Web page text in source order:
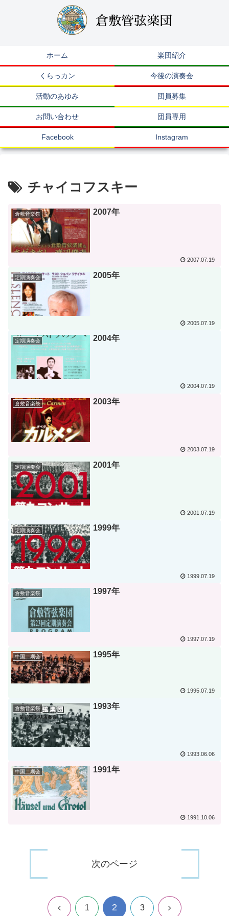
ホーム 楽団紹介
くらっカン 今後の演奏会
活動のあゆみ 団員募集
お問い合わせ 団員専用
Facebook Instagram
チャイコフスキー
倉敷音楽祭 2007年
2007.07.19
定期演奏会 2005年
2005.07.19
定期演奏会 2004年
2004.07.19
倉敷音楽祭 2003年
2003.07.19
定期演奏会 2001年
2001.07.19
定期演奏会 1999年
1999.07.19
倉敷音楽祭 1997年
1997.07.19
中国二期会 1995年
1995.07.19
倉敷音楽祭 1993年
1993.06.06
中国二期会 1991年
1991.10.06
次のページ
前 1 2 3 次